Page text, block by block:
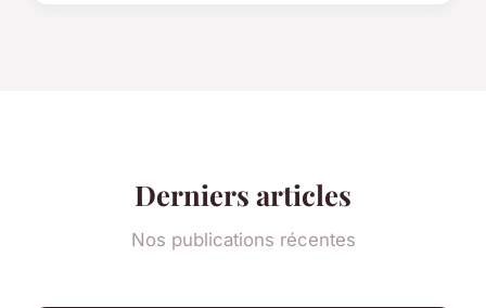
Derniers articles
Nos publications récentes